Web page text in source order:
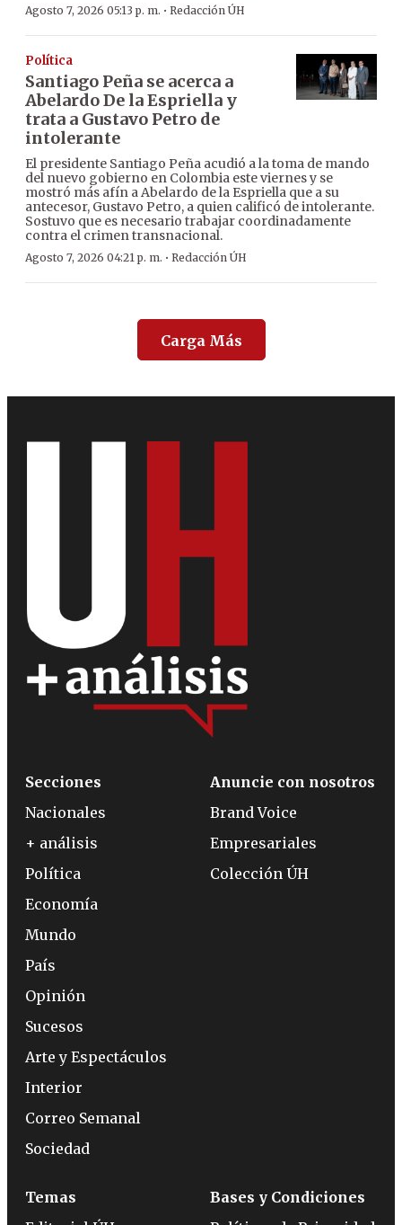
Agosto 7, 2026 05:13 p. m. · Redacción ÚH
Política
Santiago Peña se acerca a
Abelardo De la Espriella y
trata a Gustavo Petro de
intolerante
El presidente Santiago Peña acudió a la toma de mando
del nuevo gobierno en Colombia este viernes y se
mostró más afín a Abelardo de la Espriella que a su
antecesor, Gustavo Petro, a quien calificó de intolerante.
Sostuvo que es necesario trabajar coordinadamente
contra el crimen transnacional.
Agosto 7, 2026 04:21 p. m. · Redacción ÚH
Carga Más
Secciones
Nacionales
+ análisis
Política
Economía
Mundo
País
Opinión
Sucesos
Arte y Espectáculos
Interior
Correo Semanal
Sociedad
Anuncie con nosotros
Brand Voice
Empresariales
Colección ÚH
Temas
Bases y Condiciones